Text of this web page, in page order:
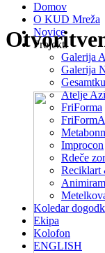
Domov
O KUD Mreža
Novice
Projekti
Galerija
Galerija
Atelje
FriForma
Improcon
Rdeče
Reciklart
Koledar
Ekipa
Kolofon
ENGLISH